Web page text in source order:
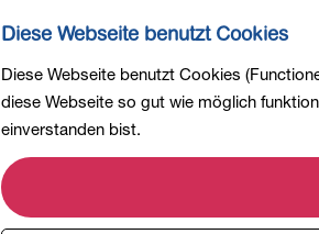
Diese Webseite benutzt Cookies
Diese Webseite benutzt Cookies
diese Webseite so gut wie möglich
einverstanden bist.